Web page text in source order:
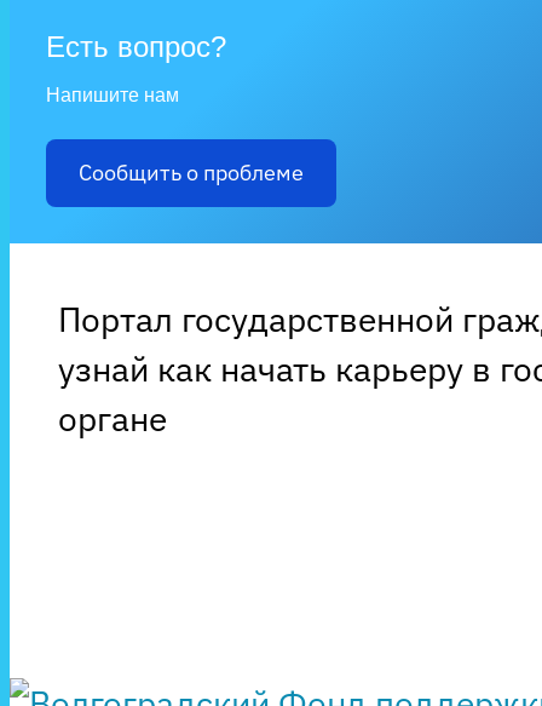
Есть вопрос?
Напишите нам
Сообщить о проблеме
Портал государственной
узнай как начать карьеру в
органе